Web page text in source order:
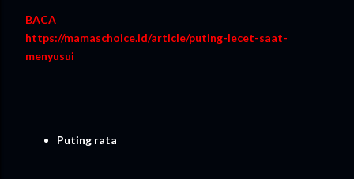
BACA
https://mamaschoice.id/article/puting-lecet-saat-
menyusui
Puting rata